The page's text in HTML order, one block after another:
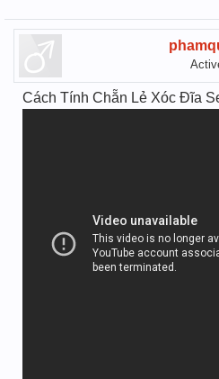
Cách Tính Chẵn Lẻ Xóc Đĩa